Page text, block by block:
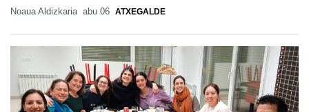
Noaua Aldizkaria abu 06 ATXEGALDE